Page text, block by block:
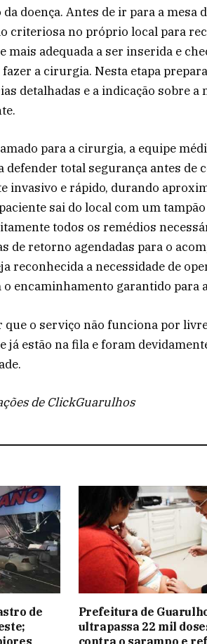
doença. Antes de ir para a mesa
criteriosa no próprio local para
mais adequada a ser inserida e
a cirurgia. Nesta etapa
detalhadas e a indicação sobre
para a cirurgia, a equipe
defender total segurança antes de
invasivo e rápido, durando
sai do local com um
todos os remédios
de retorno agendadas para o
reconhecida a necessidade de
o encaminhamento garantido para
que o serviço não funciona por
já estão na fila e foram
de ClickGuarulhos
de
Prefeitura de
ultrapassa 22 mil